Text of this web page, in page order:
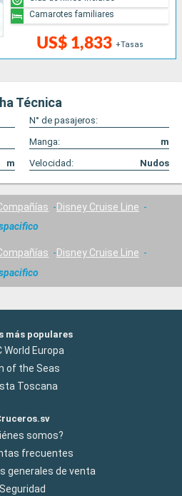
US$ 1,833 +Tasas
Camarotes familiares
Técnica
N° de pasajeros:
Manga:
m
m Velocidad: Nudos
Disney Cruise Line
Disney Cruise Line
más populares
World Europa
of the Seas
Toscana
somos?
frecuentes
generales de venta
Seguridad